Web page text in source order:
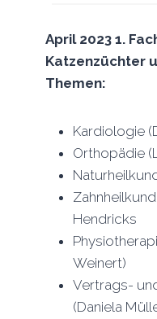
April 2023 1.
Katzenzüchter
Themen:
Kardiologie
Orthopädie
Hendricks
Weinert)
Vertrags-
(Daniela